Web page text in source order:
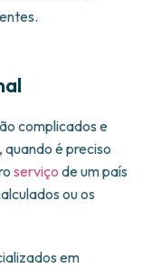
complicados e
é preciso
serviço de um país
ou os
em